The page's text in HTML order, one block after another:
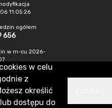
11:05:26
ogółem
656
w m-cu 2026-
w celu
z
określić
dostępu do